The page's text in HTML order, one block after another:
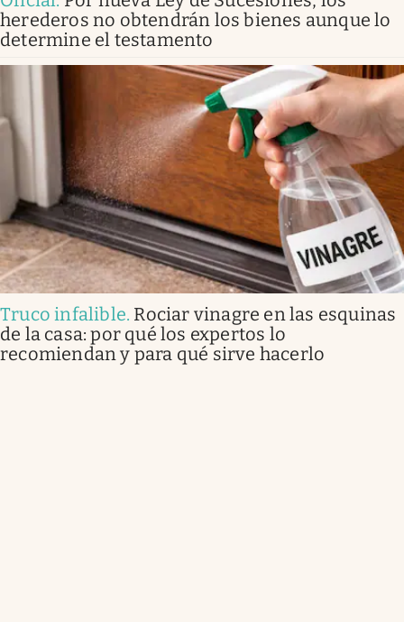
herederos no obtendrán los bienes aunque lo
determine el testamento
Truco infalible. Rociar vinagre en las esquinas
de la casa: por qué los expertos lo
recomiendan y para qué sirve hacerlo